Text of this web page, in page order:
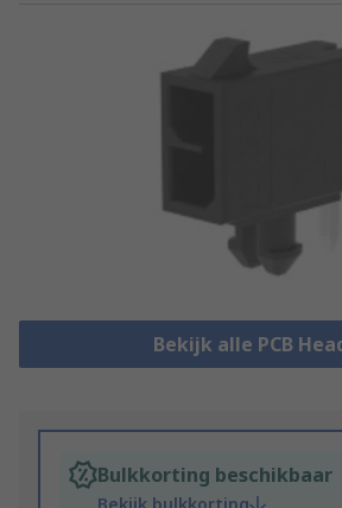
Bekijk alle PCB
Bulkkorting beschikbaar